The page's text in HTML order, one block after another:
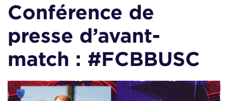
Conférence de
presse d’avant-
match : #FCBBUSC